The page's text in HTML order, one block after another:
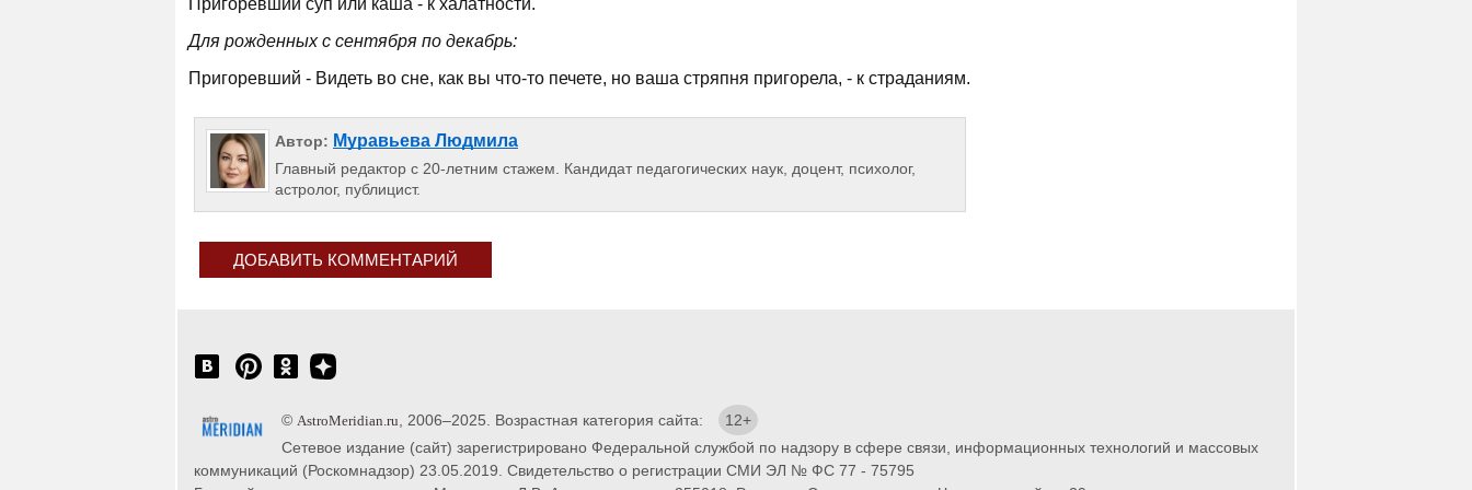
Пригоревший суп или каша - к халатности.
Для рожденных с сентября по декабрь:
Пригоревший - Видеть во сне, как вы что-то печете, но ваша стряпня пригорела, - к страданиям.
Автор: Муравьева Людмила
Главный редактор с 20-летним стажем. Кандидат педагогических наук, доцент, психолог,
астролог, публицист.
ДОБАВИТЬ КОММЕНТАРИЙ
© AstroMeridian.ru , 2006–2025. Возрастная категория сайта:
12+
Сетевое издание (сайт) зарегистрировано Федеральной службой по надзору в сфере связи, информационных технологий и массовых
коммуникаций (Роскомнадзор) 23.05.2019. Свидетельство о регистрации СМИ ЭЛ № ФС 77 - 75795